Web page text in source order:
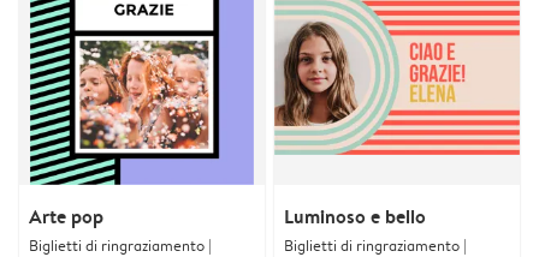
Arte pop
Biglietti di ringraziamento |
Luminoso e bello
Biglietti di ringraziamento |